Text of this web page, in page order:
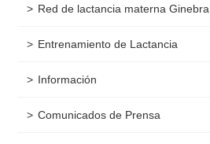
Red de lactancia materna Ginebra
Entrenamiento de Lactancia
Información
Comunicados de Prensa